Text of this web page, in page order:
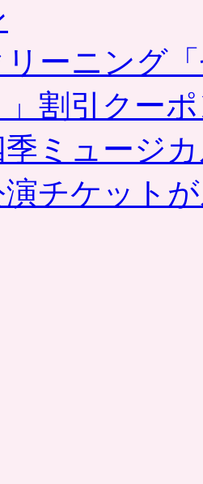
ーニング
」割引クー
季ミュージ
チケット